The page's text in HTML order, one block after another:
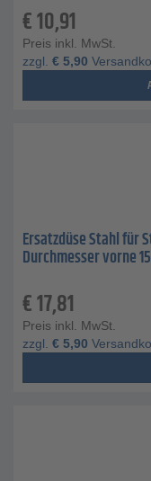
€10,91
Preis inkl. MwSt.
zzgl. € 5,90
Ersatzdüse Stahl für
Durchmesser vorne
€17,81
Preis inkl. MwSt.
zzgl. € 5,90